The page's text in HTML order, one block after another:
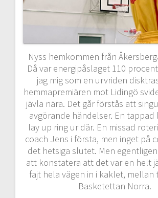
Nyss hemkommen från
Då var energipåslaget 110
jag mig som en urvriden
hemmapremiären mot Lidingö
jävla nära. Det går förstås att
avgörande händelser. En tappad
lay up ring ur där. En missad
coach Jens i första, men inget på
det hetsiga slutet. Men
att konstatera att det var en helt
fajt hela vägen in i kaklet, mellan
Basketettan Norra.